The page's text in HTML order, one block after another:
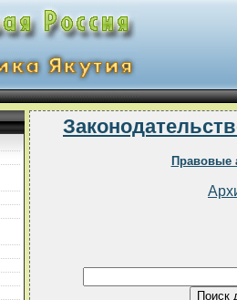
Правовые